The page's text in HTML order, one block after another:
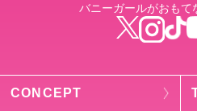
バニーガールがおもて
CONCEPT